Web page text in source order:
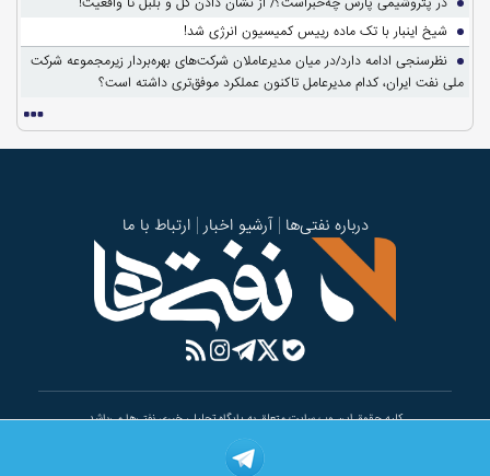
شیخ اینبار با تک ماده رییس کمیسیون انرژی شد!
نظرسنجی ادامه دارد/در میان مدیرعاملان شرکت‌های بهره‌بردار زیرمجموعه شرکت
ملی نفت ایران، کدام مدیرعامل تاکنون عملکرد موفق‌تری داشته است؟
درباره نفتی‌ها آرشیو اخبار ارتباط با ما
کلیه حقوق این وب سایت متعلق به پایگاه تحلیلی خبری نفتی‌ها می‌باشد